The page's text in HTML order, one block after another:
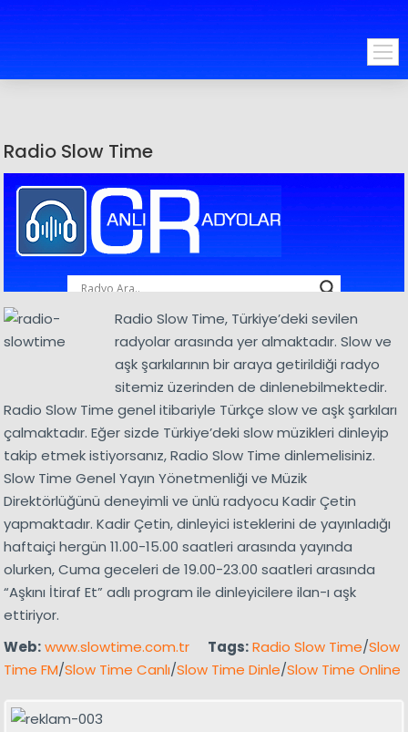
Radio Slow Time
Radio Slow Time, Türkiye’deki sevilen
radyolar arasında yer almaktadır. Slow ve
aşk şarkılarının bir araya getirildiği radyo
sitemiz üzerinden de dinlenebilmektedir.
Radio Slow Time genel itibariyle Türkçe slow ve aşk şarkıları
çalmaktadır. Eğer sizde Türkiye’deki slow müzikleri dinleyip
takip etmek istiyorsanız, Radio Slow Time dinlemelisiniz.
Slow Time Genel Yayın Yönetmenliği ve Müzik
Direktörlüğünü deneyimli ve ünlü radyocu Kadir Çetin
yapmaktadır. Kadir Çetin, dinleyici isteklerini de yayınladığı
haftaiçi hergün 11.00-15.00 saatleri arasında yayında
olurken, Cuma geceleri de 19.00-23.00 saatleri arasında
“Aşkını İtiraf Et” adlı program ile dinleyicilere ilan-ı aşk
ettiriyor.
Web:www.slowtime.com.tr Tags:Radio Slow Time/Slow
Time FM/Slow Time Canlı/Slow Time Dinle/Slow Time Online